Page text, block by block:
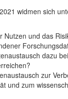
widmen sich
Nutzen und das
dazu
zur
und zum